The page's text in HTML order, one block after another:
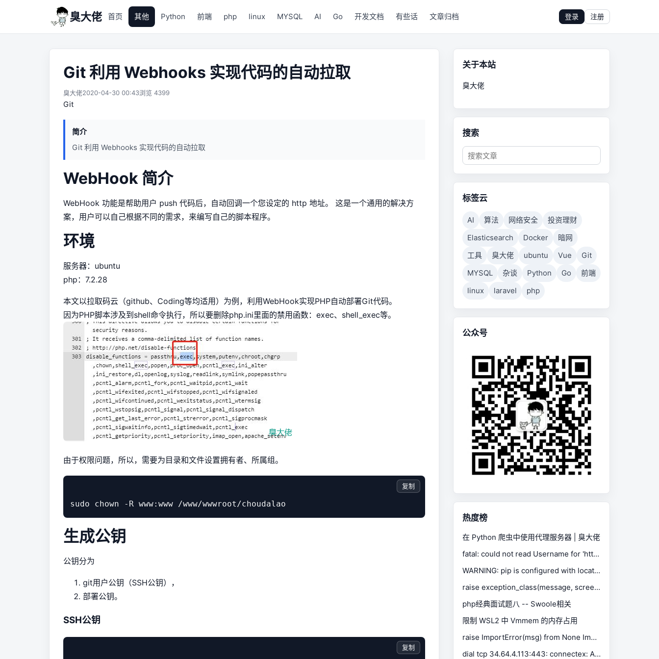
臭大佬 首页 其他 Python 前端 php linux MYSQL AI Go 开发文档 有些话 文章归档 登录 注册
Git 利用 Webhooks 实现代码的自动拉取
臭大佬2020-04-30 00:43浏览 4399
Git
简介
Git 利用 Webhooks 实现代码的自动拉取
WebHook 简介
WebHook 功能是帮助用户 push 代码后，自动回调一个您设定的 http 地址。 这是一个通用的解决方
案，用户可以自己根据不同的需求，来编写自己的脚本程序。
环境
服务器：ubuntu
php：7.2.28
本文以拉取码云（github、Coding等均适用）为例，利用WebHook实现PHP自动部署Git代码。
因为PHP脚本涉及到shell命令执行，所以要删除php.ini里面的禁用函数：exec、shell_exec等。
由于权限问题，所以，需要为目录和文件设置拥有者、所属组。
复制
生成公钥
公钥分为
git用户公钥（SSH公钥），
部署公钥。
SSH公钥
复制
关于本站
臭大佬
搜索
标签云
AI 算法 网络安全
投资理财
Elasticsearch
Docker
暗网
工具
臭大佬 ubuntu Vue
Git
MYSQL
杂谈 Python Go
前端
linux
laravel php
公众号
热度榜
在 Python 爬虫中使用代理服务器 | 臭大佬
fatal: could not read Username for 'https://gitee.com': No such device or address
WARNING: pip is configured with locations that require TLS/SSL, however the ssl module in Python is not available.
raise exception_class(message, screen, stacktrace) selenium.common.exceptions.SessionNotCreatedException
php经典面试题八 -- Swoole相关
限制 WSL2 中 Vmmem 的内存占用
raise ImportError(msg) from None ImportError: Missing optional dependency 'xlrd'. Install xlrd >= 1.0.0 for Excel support Use pip or conda to install xlrd.
dial tcp 34.64.4.113:443: connectex: A connection attempt failed because the connected party did not properly respond after a period of time, or established connection failed because connected host has failed to respond.